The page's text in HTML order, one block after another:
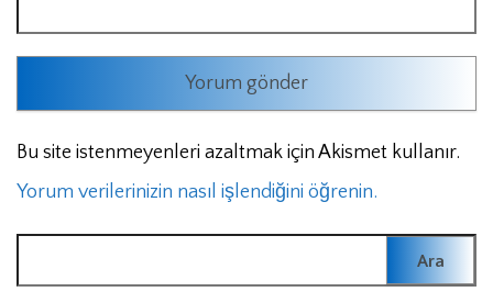
Bu site istenmeyenleri azaltmak için Akismet kullanır.
Yorum verilerinizin nasıl işlendiğini öğrenin.